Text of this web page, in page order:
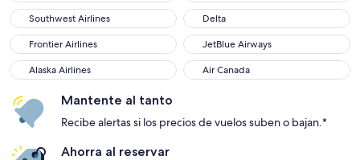
Southwest Airlines
Southwest Airlines Delta
Delta
Frontier Airlines
Frontier Airlines JetBlue Airways
JetBlue Airways
Alaska Airlines
Alaska Airlines Air Canada
Air Canada
Mantente al tanto
Recibe alertas si los precios de vuelos suben o bajan.*
Ahorra al reservar